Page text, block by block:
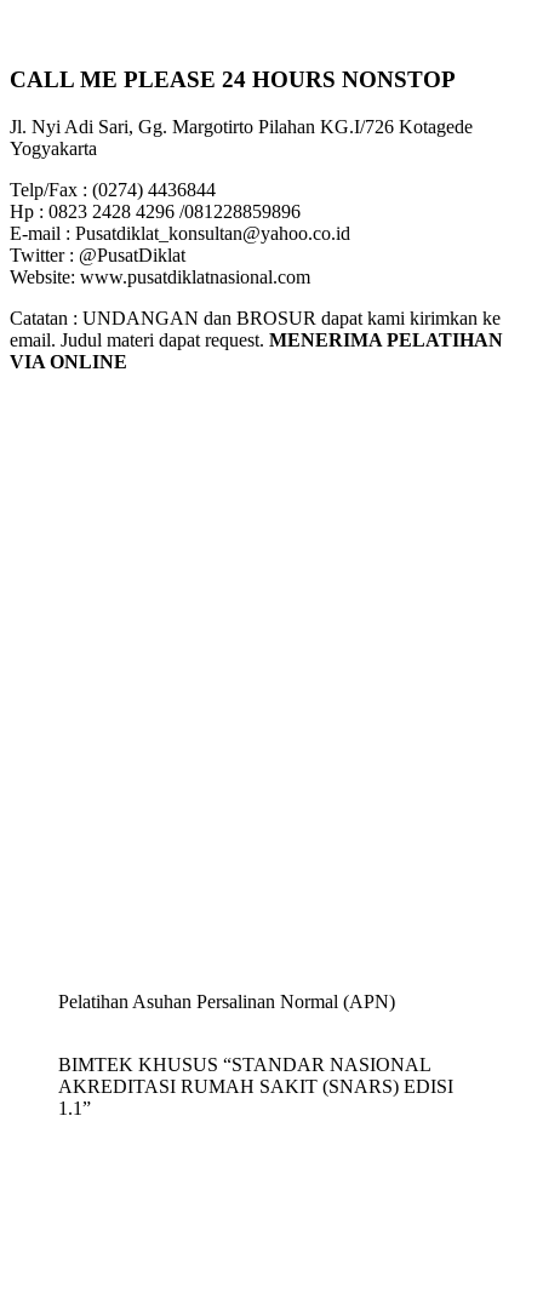
CALL ME PLEASE 24 HOURS NONSTOP
Jl. Nyi Adi Sari, Gg. Margotirto Pilahan KG.I/726 Kotagede
Yogyakarta
Telp/Fax : (0274) 4436844
Hp : 0823 2428 4296 /081228859896
E-mail : Pusatdiklat_konsultan@yahoo.co.id
Twitter : @PusatDiklat
Website: www.pusatdiklatnasional.com
Catatan : UNDANGAN dan BROSUR dapat kami kirimkan ke
email. Judul materi dapat request. MENERIMA PELATIHAN
VIA ONLINE
Pelatihan Asuhan Persalinan Normal (APN)
BIMTEK KHUSUS “STANDAR NASIONAL
AKREDITASI RUMAH SAKIT (SNARS) EDISI
1.1”